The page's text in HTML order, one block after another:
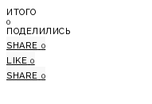
ИТОГО
0
ПОДЕЛИЛИСЬ
SHARE 0
LIKE 0
SHARE 0